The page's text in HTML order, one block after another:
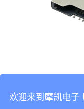
欢迎来到摩凯电子